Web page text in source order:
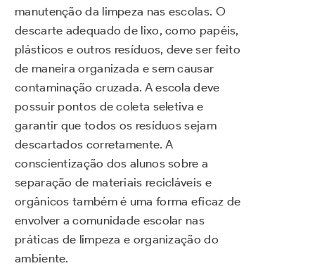
manutenção da limpeza nas escolas. O
descarte adequado de lixo, como papéis,
plásticos e outros resíduos, deve ser feito
de maneira organizada e sem causar
contaminação cruzada. A escola deve
possuir pontos de coleta seletiva e
garantir que todos os resíduos sejam
descartados corretamente. A
conscientização dos alunos sobre a
separação de materiais recicláveis e
orgânicos também é uma forma eficaz de
envolver a comunidade escolar nas
práticas de limpeza e organização do
ambiente.